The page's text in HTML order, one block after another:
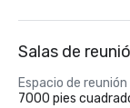
Salas de
Espacio de
7000 pies